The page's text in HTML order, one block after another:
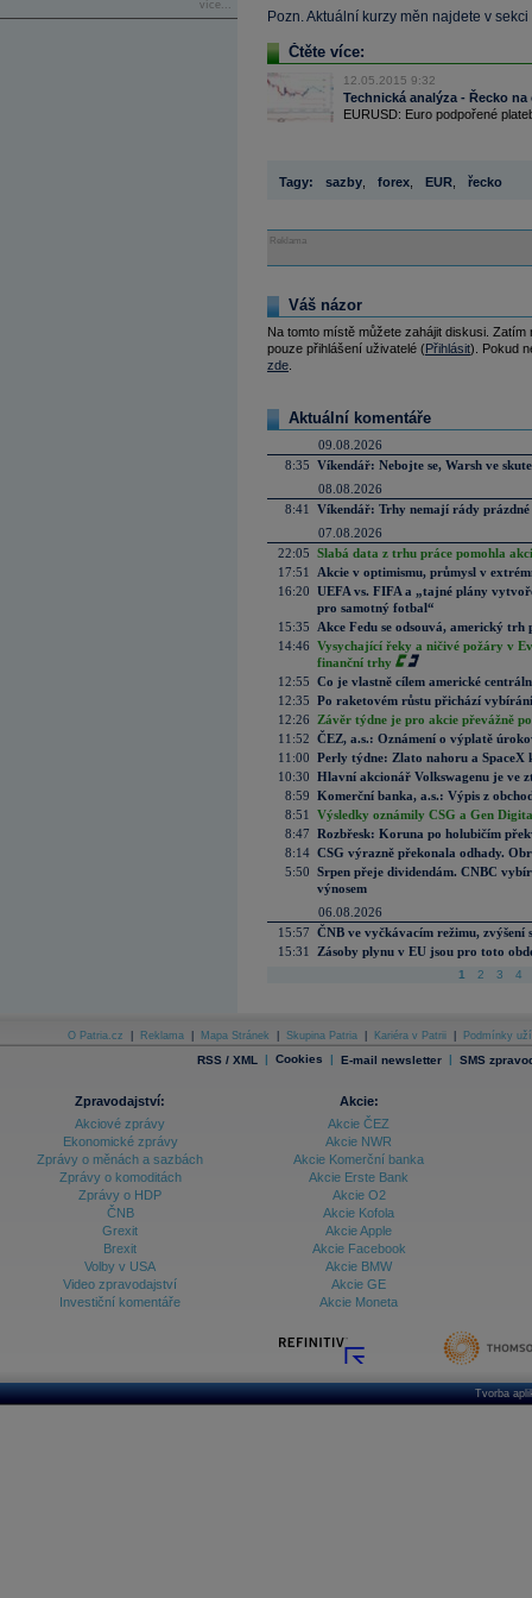
více...
Pozn. Aktuální kurzy měn najdete v sekci
Čtěte více:
12.05.2015 9:32
Technická analýza - Řecko
EURUSD: Euro podpořené
Tagy: sazby forex EUR řecko
Reklama
Váš názor
Na tomto místě můžete zahájit diskusi.
pouze přihlášení uživatelé (Přihlásit). Pokud
zde
Aktuální komentáře
09.08.2026
8:35 Víkendář: Nebojte se, Warsh ve
08.08.2026
8:41
Víkendář: Trhy nemají rády prázdné
07.08.2026
22:05 Slabá data z trhu práce pomohla
17:51
Akcie v optimismu, průmysl v
16:20 UEFA vs. FIFA a „tajné plány
pro samotný fotbal“
15:35
Akce Fedu se odsouvá, americký
14:46 Vysychající řeky a ničivé požáry v
finanční trhy
12:55 Co je vlastně cílem americké
12:35 Po raketovém růstu přichází
12:26
Závěr týdne je pro akcie převážně
11:52 ČEZ, a.s.: Oznámení o výplatě
11:00 Perly týdne: Zlato nahoru a SpaceX
10:30 Hlavní akcionář Volkswagenu je ve
8:59 Komerční banka, a.s.: Výpis z
8:51
Výsledky oznámily CSG a Gen
8:47 Rozbřesk: Koruna po holubičím
8:14 CSG výrazně překonala odhady.
5:50 Srpen přeje dividendám. CNBC
výnosem
06.08.2026
15:57 ČNB ve vyčkávacím režimu, zvýšení
15:31
Zásoby plynu v EU jsou pro toto
1 2 3 4
O Patria.cz Reklama Mapa Stránek Skupina Patria Kariéra v Patrii Podmínky
RSS / XML | Cookies | E-mail newsletter | SMS
Zpravodajství:
Akciové zprávy
Ekonomické zprávy
Zprávy o měnách a sazbách
Zprávy o komoditách
Zprávy o HDP
ČNB
Grexit
Brexit
Volby v USA
Video zpravodajství
Investiční komentáře
Akcie:
Akcie ČEZ
Akcie NWR
Akcie Komerční banka
Akcie Erste Bank
Akcie O2
Akcie Kofola
Akcie Apple
Akcie Facebook
Akcie BMW
Akcie GE
Akcie Moneta
Tvorba